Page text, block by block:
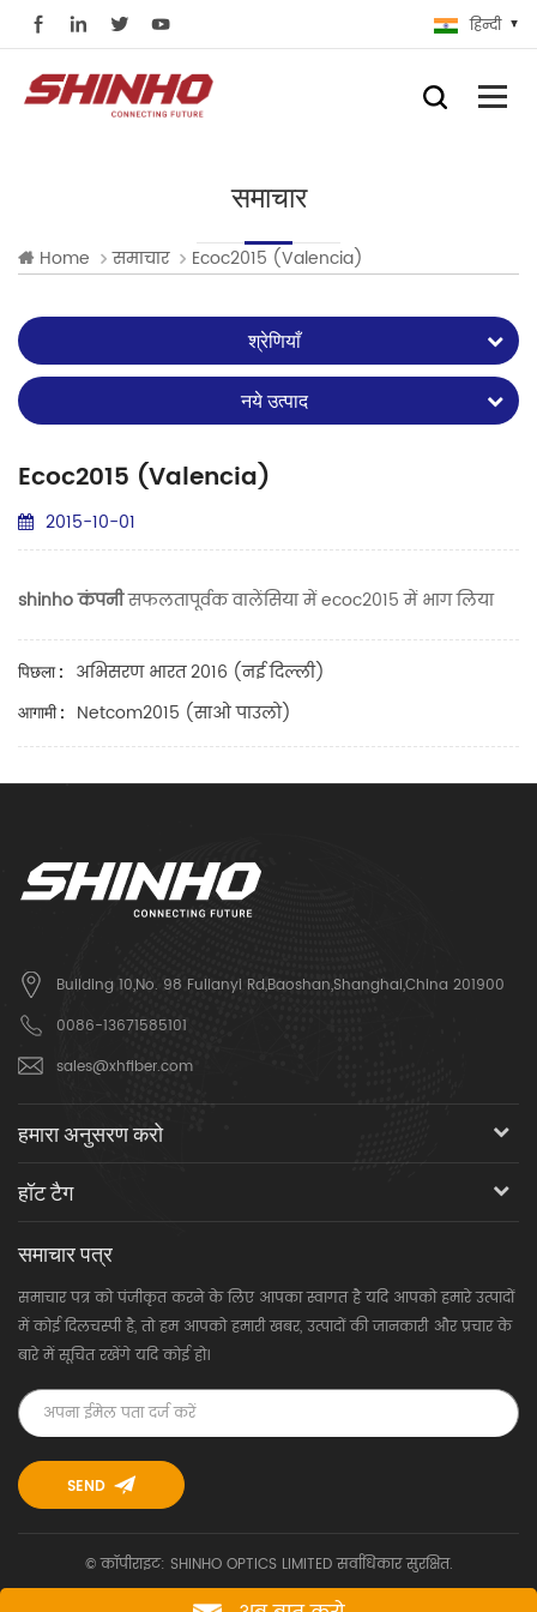
हिन्दी
समाचार
Home समाचार Ecoc2015 (Valencia)
श्रेणियाँ
नये उत्पाद
Ecoc2015 (Valencia)
2015-10-01
shinho कंपनीसफलतापूर्वक वालेंसिया में ecoc2015 में भाग लिया
पिछला : अभिसरण भारत 2016 (नई दिल्ली)
आगामी : Netcom2015 (साओ पाउलो)
Building 10,No. 98 Fulianyi Rd,Baoshan,Shanghai,China 201900
0086-13671585101
sales@xhfiber.com
हमारा अनुसरण करो
हॉट टैग
समाचार पत्र
समाचार पत्र को पंजीकृत करने के लिए आपका स्वागत है यदि आपको हमारे उत्पादों
में कोई दिलचस्पी है, तो हम आपको हमारी खबर, उत्पादों की जानकारी और प्रचार के
बारे में सूचित रखेंगे यदि कोई हो।
© कॉपीराइट: SHINHO OPTICS LIMITED सर्वाधिकार सुरक्षित.